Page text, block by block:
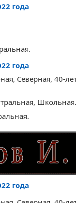
года
года
Северная, 40-
Школьная.
года